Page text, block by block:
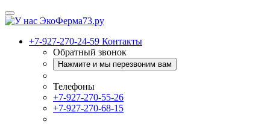
+7-927-270-24-59 Контакты
Обратный звонок
Нажмите и мы перезвоним вам
Телефоны
+7-927-270-55-26
+7-927-270-68-15